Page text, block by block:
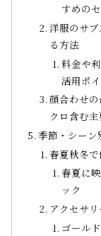
すめの
洋服のサ
る方法
料金や
活用ポ
顔合わせ
クロ含む
季節・シーン
春夏秋冬
春夏に
ック
アクセサ
ゴール